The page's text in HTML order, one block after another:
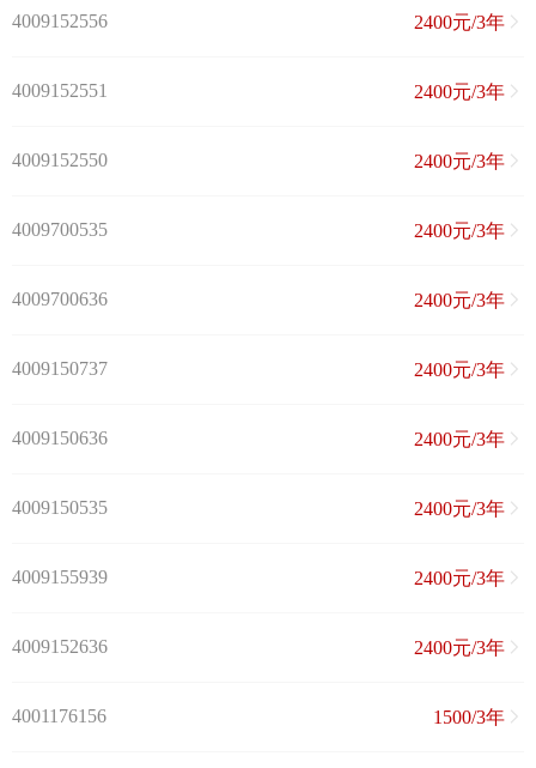
4009152556 2400元/3年
4009152551 2400元/3年
4009152550 2400元/3年
4009700535 2400元/3年
4009700636 2400元/3年
4009150737 2400元/3年
4009150636 2400元/3年
4009150535 2400元/3年
4009155939 2400元/3年
4009152636 2400元/3年
4001176156 1500/3年